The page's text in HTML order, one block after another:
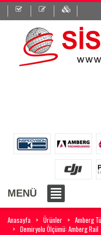
MENÜ
Anasayfa Ürünler
Amberg
Demiryolu Ölçümü: Amberg Rail